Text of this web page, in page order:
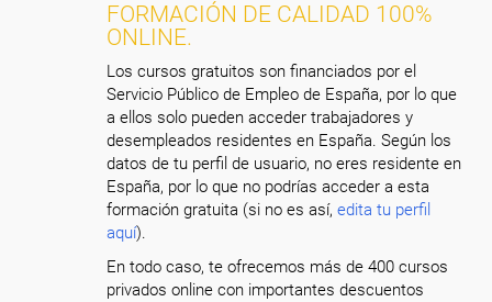
FORMACIÓN DE CALIDAD 100%
ONLINE.
Los cursos gratuitos son financiados por el
Servicio Público de Empleo de España, por lo que
a ellos solo pueden acceder trabajadores y
desempleados residentes en España. Según los
datos de tu perfil de usuario, no eres residente en
España, por lo que no podrías acceder a esta
formación gratuita (si no es así,edita tu perfil
aquí).
En todo caso, te ofrecemos más de 400 cursos
privados online con importantes descuentos